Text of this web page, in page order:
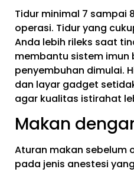
Tidur minimal 7 sampai
operasi. Tidur yang
Anda lebih rileks saat
membantu sistem
penyembuhan dimulai.
dan layar gadget
agar kualitas istirahat
Makan
Aturan makan sebelum
pada jenis anestesi